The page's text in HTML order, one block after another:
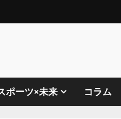
ポーツ×未来 コラム